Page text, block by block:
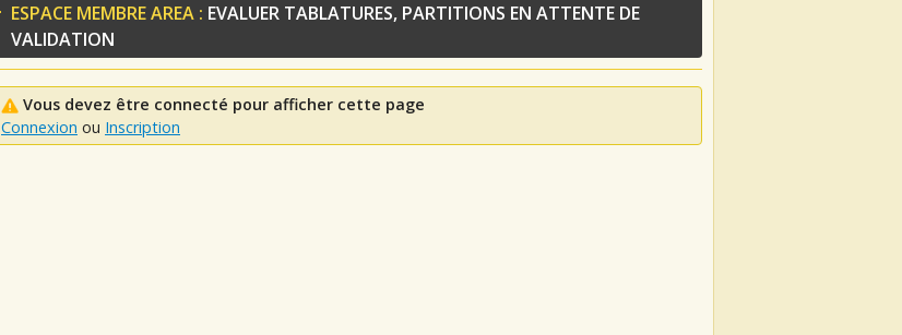
ESPACE MEMBRE AREA : EVALUER TABLATURES, PARTITIONS EN ATTENTE DE
VALIDATION
Vous devez être connecté pour afficher cette page
Connexion ou Inscription